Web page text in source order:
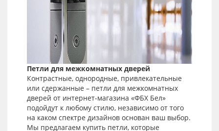
Петли для межкомнатных дверей
Контрастные, однородные, привлекательные
или сдержанные – петли для межкомнатных
дверей от интернет-магазина «ФБХ Бел»
подойдут к любому стилю, независимо от того
на каком спектре дизайнов основан ваш выбор.
Мы предлагаем купить петли, которые